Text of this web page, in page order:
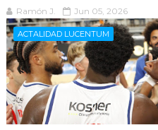
Ramón J. Jun 05, 2026
ACTALIDAD LUCENTUM